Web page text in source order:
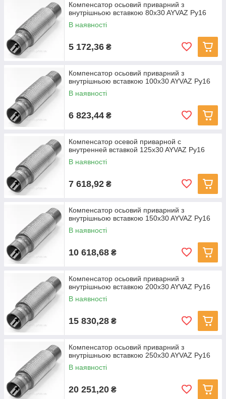
Компенсатор осьовий приварний з
внутрішньою вставкою 80x30 AYVAZ Ру16
В наявності
5 172,36 ₴
Компенсатор осьовий приварний з
внутрішньою вставкою 100x30 AYVAZ Ру16
В наявності
6 823,44 ₴
Компенсатор осевой приварной с
внутренней вставкой 125x30 AYVAZ Ру16
В наявності
7 618,92 ₴
Компенсатор осьовий приварний з
внутрішньою вставкою 150x30 AYVAZ Ру16
В наявності
10 618,68 ₴
Компенсатор осьовий приварний з
внутрішньою вставкою 200x30 AYVAZ Ру16
В наявності
15 830,28 ₴
Компенсатор осьовий приварний з
внутрішньою вставкою 250x30 AYVAZ Ру16
В наявності
20 251,20 ₴